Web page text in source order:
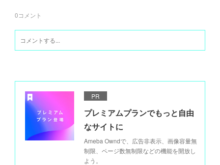
0コメント
PR
プレミアムプランでもっと自由
なサイトに
Ameba Owndで、広告非表示、画像容量無
制限、ページ数無制限などの機能を開放し
よう。